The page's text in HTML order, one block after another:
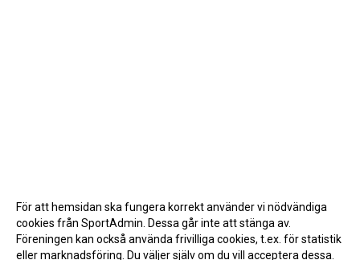
För att hemsidan ska fungera korrekt använder vi nödvändiga
cookies från SportAdmin. Dessa går inte att stänga av.
Föreningen kan också använda frivilliga cookies, t.ex. för statistik
eller marknadsföring. Du väljer själv om du vill acceptera dessa.